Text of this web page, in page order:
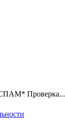
* Проверка...